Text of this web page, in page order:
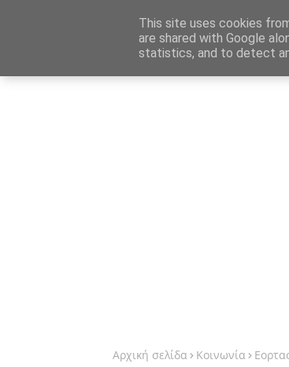
Καταχώρηση Αγγελίας
Αρχική σελίδα Κοινωνία
This site uses cookies
are shared with Google
statistics, and to detect